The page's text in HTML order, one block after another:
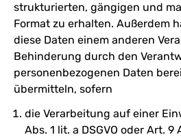
strukturierten, gängigen und
Format zu erhalten. Außerdem
diese Daten einem anderen
Behinderung durch den
personenbezogenen Daten
übermitteln, sofern
die Verarbeitung auf einer
Abs. 1 lit. a DSGVO oder Art. 9